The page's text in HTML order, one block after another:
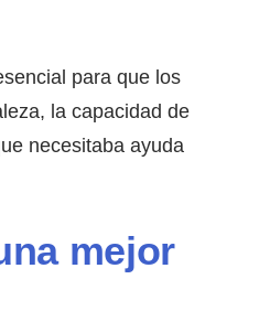
para que los
la capacidad de
necesitaba ayuda
mejor